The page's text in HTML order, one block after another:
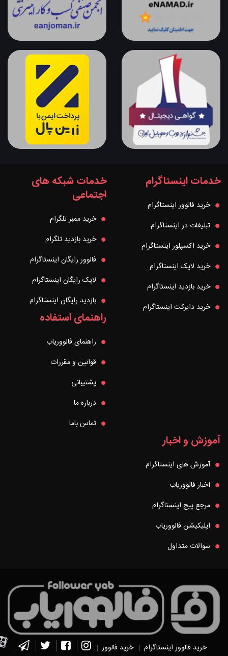
خدمات اینستاگرام
خرید فالوور اینستاگرام
تبلیغات در اینستاگرام
خرید اکسپلور اینستاگرام
خرید لایک اینستاگرام
خرید بازدید اینستاگرام
خرید دایرکت اینستاگرام
خدمات شبکه های
اجتماعی
خرید ممبر تلگرام
خرید بازدید تلگرام
فالوور رایگان اینستاگرام
لایک رایگان اینستاگرام
بازدید رایگان اینستاگرام
راهنمای استفاده
راهنمای فالووریاب
قوانین و مقررات
پشتیبانی
درباره ما
تماس باما
آموزش و اخبار
آموزش های اینستاگرام
اخبار فالووریاب
مرجع پیج اینستاگرام
اپلیکیشن فالووریاب
سوالات متداول
خرید فالوور اینستاگرام خرید فالوور